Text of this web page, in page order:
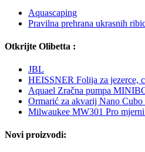
Aquascaping
Pravilna prehrana ukrasnih
Otkrijte Olibetta :
JBL
HEISSNER Folija za jezerce,
Aquael Zračna pumpa
Ormarić za akvarij Nano
Milwaukee MW301 Pro
Novi proizvodi: